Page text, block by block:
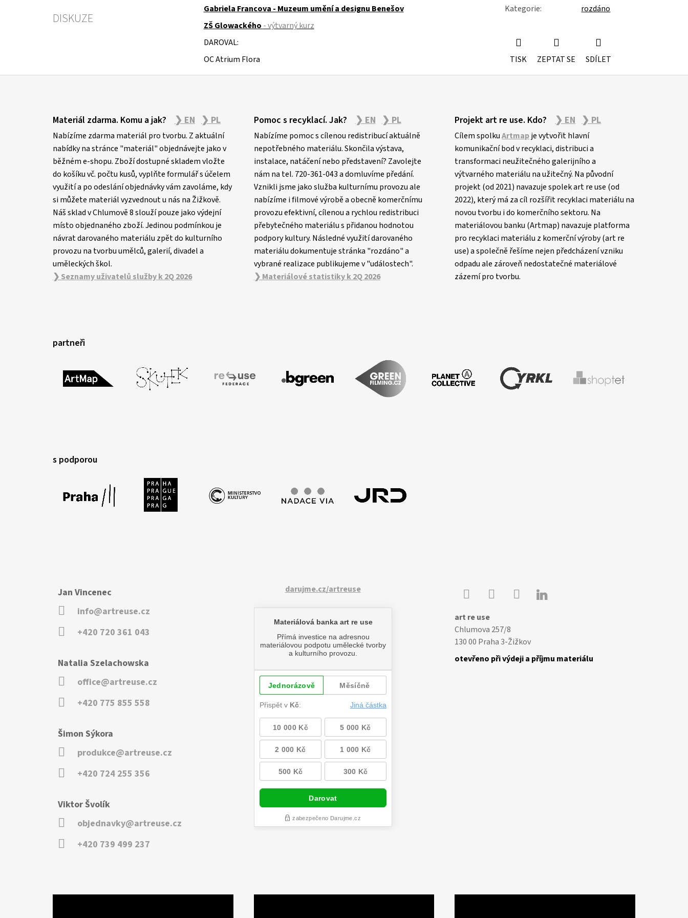
DISKUZE
Gabriela Francova - Muzeum umění a designu Benešov
ZŠ Glowackého - výtvarný kurz
DAROVAL:
OC Atrium Flora
Kategorie: rozdáno
TISK ZEPTAT SE SDÍLET
Materiál zdarma. Komu a jak? ❯ EN ❯ PL
Nabízíme zdarma materiál pro tvorbu. Z aktuální
nabídky na stránce "materiál" objednávejte jako v
běžném e-shopu. Zboží dostupné skladem vložte
do košíku vč. počtu kusů, vyplňte formulář s účelem
využití a po odeslání objednávky vám zavoláme, kdy
si můžete materiál vyzvednout u nás na Žižkově.
Náš sklad v Chlumově 8 slouží pouze jako výdejní
místo objednaného zboží. Jedinou podmínkou je
návrat darovaného materiálu zpět do kulturního
provozu na tvorbu umělců, galerií, divadel a
uměleckých škol.
❯ Seznamy uživatelů služby k 2Q 2026
Pomoc s recyklací. Jak? ❯ EN ❯ PL
Nabízíme pomoc s cílenou redistribucí aktuálně
nepotřebného materiálu. Skončila výstava,
instalace, natáčení nebo představení? Zavolejte
nám na tel. 720-361-043 a domluvíme předání.
Vznikli jsme jako služba kulturnímu provozu ale
nabízíme i filmové výrobě a obecně komerčnímu
provozu efektivní, cílenou a rychlou redistribuci
přebytečného materiálu s přidanou hodnotou
podpory kultury. Následné využití darovaného
materiálu dokumentuje stránka "rozdáno" a
vybrané realizace publikujeme v "událostech".
❯ Materiálové statistiky k 2Q 2026
Projekt art re use. Kdo? ❯ EN ❯ PL
Cílem spolkuArtmapje vytvořit hlavní
komunikační bod v recyklaci, distribuci a
transformaci neužitečného galerijního a
výtvarného materiálu na užitečný. Na původní
projekt (od 2021) navazuje spolek art re use (od
2022), který má za cíl rozšířit recyklaci materiálu na
novou tvorbu i do komerčního sektoru. Na
materiálovou banku (Artmap) navazuje platforma
pro recyklaci materiálu z komerční výroby (art re
use) a společně řešíme nejen předcházení vzniku
odpadu ale zároveň nedostatečné materiálové
zázemí pro tvorbu.
partneři
s podporou
Jan Vincenec
info@artreuse.cz
+420 720 361 043
Natalia Szelachowska
office@artreuse.cz
+420 775 855 558
Šimon Sýkora
produkce@artreuse.cz
+420 724 255 356
Viktor Švolík
objednavky@artreuse.cz
+420 739 499 237
darujme.cz/artreuse 
art re use
Chlumova 257/8
130 00 Praha 3-Žižkov
otevřeno při výdeji a příjmu materiálu